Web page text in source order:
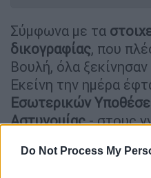
Do Not Process My
Σύμφωνα με τα
δικογραφίας, που
Βουλή, όλα ξεκίνησαν
Εκείνη την ημέρα
Εσωτερικών
Αστυνομίας- στους
«Αδιάφθορους» - ένα
έγγραφο. Ήταν μια